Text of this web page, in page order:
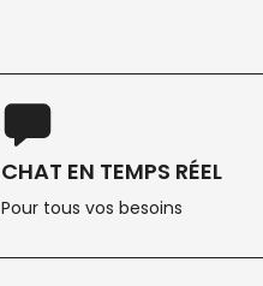
CHAT EN TEMPS RÉEL
Pour tous vos besoins